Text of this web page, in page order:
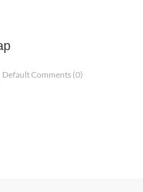
Default Comments (0)